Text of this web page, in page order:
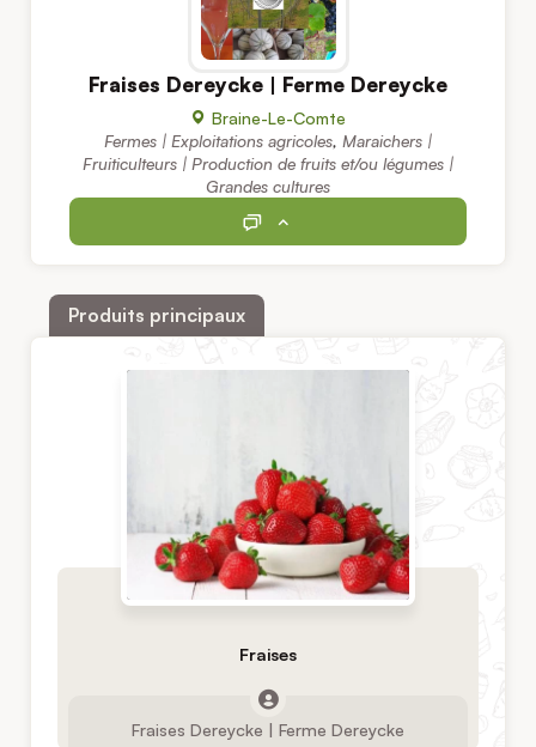
Fraises Dereycke | Ferme Dereycke
Braine-Le-Comte
Fermes | Exploitations agricoles, Maraichers |
Fruiticulteurs | Production de fruits et/ou légumes |
Grandes cultures
Produits principaux
Fraises
Fraises Dereycke | Ferme Dereycke